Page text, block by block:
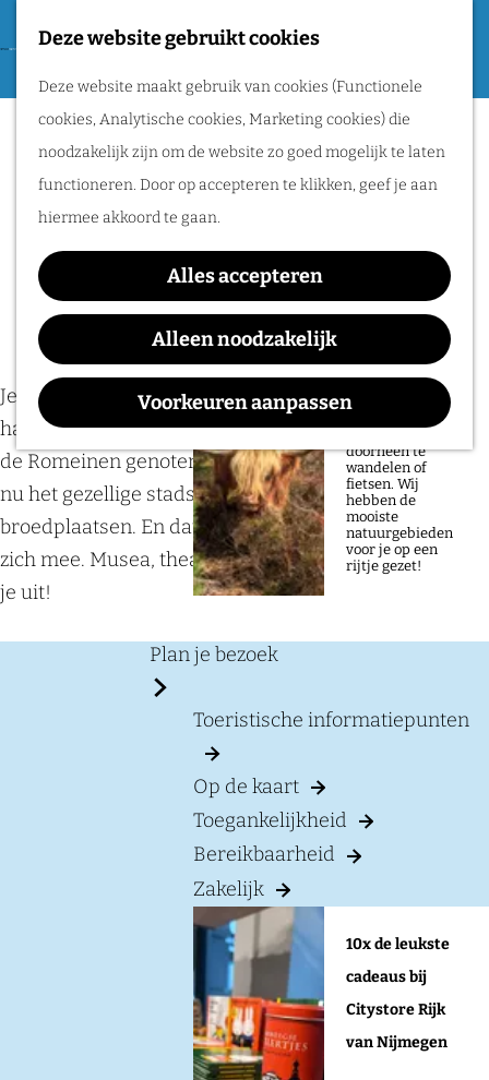
Deze website gebruikt cookies
Deze website maakt gebruik van cookies (Functionele
cookies, Analytische cookies, Marketing cookies) die
noodzakelijk zijn om de website zo goed mogelijk te laten
functioneren. Door op accepteren te klikken, geef je aan
hiermee akkoord te gaan.
Alles accepteren
Alleen noodzakelijk
Voorkeuren aanpassen
a
m
e
p
a
g
e
F
a
v
o
r
i
e
e
M
e
n
u
Routes
Wandelen
Fietsen
Routeplanner
Natuurgebieden
in het Rijk van
natuur in het Rijk
van Nijmegen is
doorheen te
wandelen of
fietsen. Wij
hebben de
mooiste
natuurgebieden
voor je op een
rijtje gezet!
Plan je bezoek
Toeristische informatiepunten
Op de kaart
Toegankelijkheid
Bereikbaarheid
Zakelijk
10x de leukste
cadeaus bij
Citystore Rijk
van Nijmegen
Verbreed je culturele
horizon in het Rijk van
Nijmegen
8 januari 2026|Lieke||
Je voelt je oneindig jong in een stad vol historie en
haar omgeving: het Rijk van Nijmegen. Waar vroeger
de Romeinen genoten van theater en vertier, vind je
nu het gezellige stadsleven en tal van creatieve
broedplaatsen. En dat brengt veel cultureel leven met
zich mee. Musea, theaters, concerten, workshops: leef
je uit!